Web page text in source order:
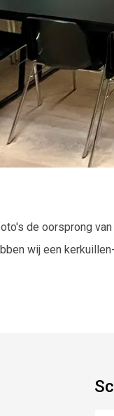
de oorsprong
wij een